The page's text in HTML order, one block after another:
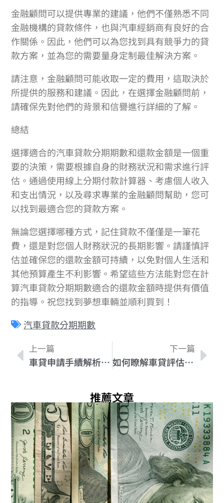
金融顧問可以提供專業的建議，他們不僅熟悉不同
金融機構的貸款條件，也與汽車經銷商有良好的合
作關係。因此，他們可以為您找到具有競爭力的貸
款方案，並為您的需要量身定制最佳解決方案。
請注意，金融顧問可能收取一定的費用，這取決於
所提供的服務和建議。因此，在選擇金融顧問前，
請確保先對他們的背景和信譽進行詳細的了解。
總結
選擇適合的汽車貸款分期期數和還款金額是一個重
要的決策，需要根據自身的財務狀況和需求進行評
估。通過使用線上分期付款計算器、考慮個人收入
和支出情況，以及尋求專業的金融顧問幫助，您可
以找到最適合您的貸款方案。
無論您選擇哪種方式，記住貸款不僅僅是一筆花
費，還是對您個人財務狀況的長期影響。請謹慎評
估並確保您的還款金額可持續，以免對個人生活和
其他預算產生不利影響。希望這些方法能對您在計
算汽車貸款分期期數適合的還款金額時提供有價值
的指導。祝您找到夢想車輛並順利買到！
汽車貸款分期期數
上一篇
車貸申請手續解析：詳細步驟與注意事項
下一篇
如何瞭解車貸評估報告：提高申請貸款成功率的關鍵
推薦文章